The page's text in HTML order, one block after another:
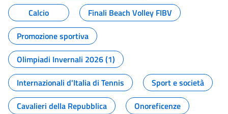
Calcio
Finali Beach Volley FIBV
Promozione sportiva
Olimpiadi Invernali 2026 (1)
Internazionali d'Italia di Tennis
Sport e società
Cavalieri della Repubblica
Onoreficenze